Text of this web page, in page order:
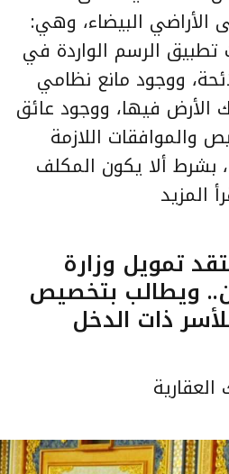
البیضاء، وهي:
تطبیق الرسم الواردة في
ووجود مانع نظامي
الأرض فیها، ووجود عائق
والموافقات اللازمة
بشرط ألا یكون المكلف
المزيد
تمويل وزارة
ويطالب بتخصيص
ذات الدخل
العقارية